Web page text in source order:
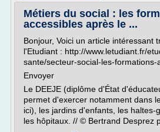
Métiers du social : les
accessibles après le ...
Bonjour, Voici un article intéressant
l'Etudiant : http://www.letudiant.fr/
sante/secteur-social-les-formations-
Envoyer
Le DEEJE (diplôme d'État
permet d'exercer notamment dans
ici), les jardins d'enfants, les haltes-
les hôpitaux. // © Bertrand Desprez